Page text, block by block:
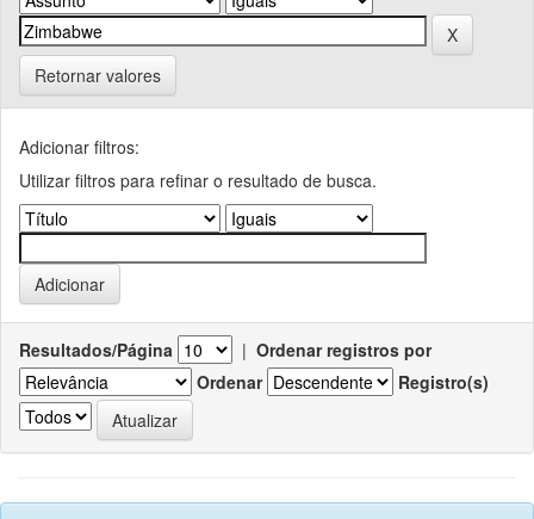
Retornar valores
Adicionar filtros:
Utilizar filtros para refinar o resultado de busca.
Resultados/Página | Ordenar registros por
Ordenar
Registro(s)